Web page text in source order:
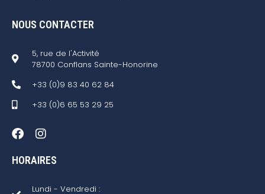
NOUS CONTACTER
5, rue de l'Activité
78700 Conflans Sainte-Honorine
+33 (0)9 83 40 62 84
+33 (0)6 65 53 29 25
HORAIRES
Lundi - Vendredi :